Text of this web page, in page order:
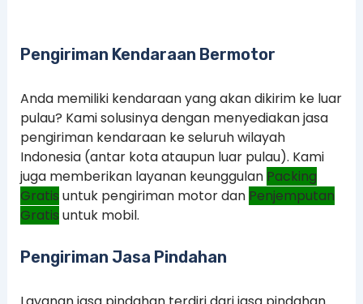
Pengiriman Kendaraan Bermotor
Anda memiliki kendaraan yang akan dikirim ke luar
pulau? Kami solusinya dengan menyediakan jasa
pengiriman kendaraan ke seluruh wilayah
Indonesia (antar kota ataupun luar pulau). Kami
juga memberikan layanan keunggulan Packing
Gratis untuk pengiriman motor dan Penjemputan
Gratis untuk mobil.
Pengiriman Jasa Pindahan